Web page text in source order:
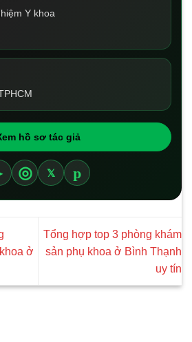
Y khoa
hồ sơ tác giả
◎ 𝕏 p
ở
Tổng hợp top 3 phòng khám
sản phụ khoa ở Bình Thạnh
uy tín